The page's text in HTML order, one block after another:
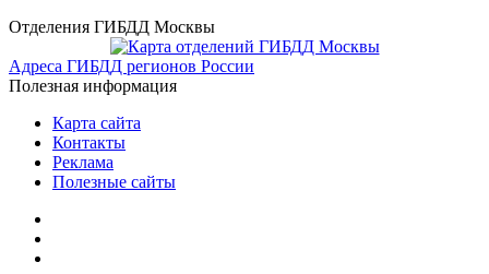
Отделения ГИБДД Москвы
Адреса ГИБДД регионов России
Полезная информация
Карта сайта
Контакты
Реклама
Полезные сайты